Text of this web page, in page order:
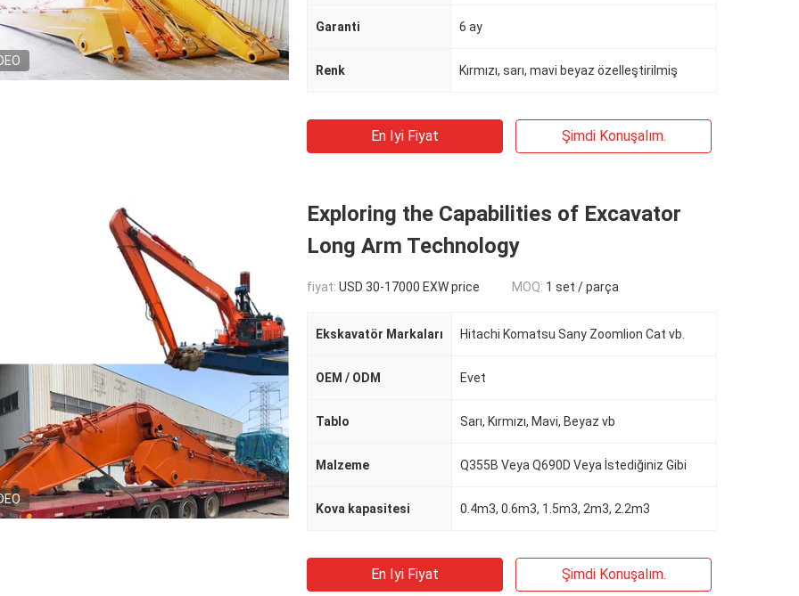
Garanti 6 ay
Renk Kırmızı, sarı, mavi beyaz özelleştirilmiş
En Iyi Fiyat Şimdi Konuşalım.
Exploring the Capabilities of Excavator
Long Arm Technology
fiyat: USD 30-17000 EXW price MOQ: 1 set / parça
Ekskavatör Markaları Hitachi Komatsu Sany Zoomlion Cat vb.
OEM / ODM Evet
Tablo Sarı, Kırmızı, Mavi, Beyaz vb
Malzeme Q355B Veya Q690D Veya İstediğiniz Gibi
Kova kapasitesi 0.4m3, 0.6m3, 1.5m3, 2m3, 2.2m3
En Iyi Fiyat Şimdi Konuşalım.